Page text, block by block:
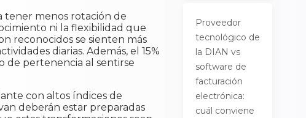
tener menos rotación de
ni la flexibilidad que
reconocidos se sienten más
diarias. Además, el 15%
de pertenencia al sentirse
con altos índices de
deberán estar preparadas
Proveedor
tecnológico de
la DIAN vs
software de
facturación
electrónica:
cuál conviene